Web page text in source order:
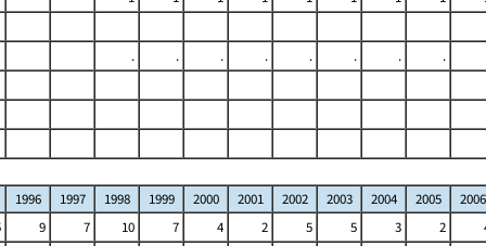
. . . . . . .
.
1996 1997 1998 1999 2000 2001 2002 2003 2004 2005
2006
9 7 10 7 4 2 5 5 3 2